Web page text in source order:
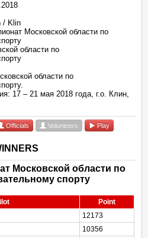
/ Klin
Московской области по
области по
области по
17 – 21 мая 2018 года, г.о. Клин,
Officials Volunteers
Play
Московской области по
спорту
Point
12173
10356